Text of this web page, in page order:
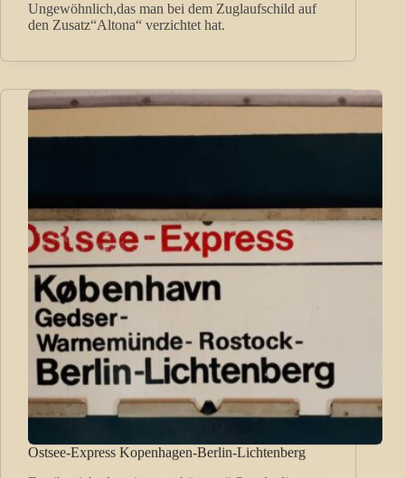
Ungewöhnlich,das man bei dem Zuglaufschild auf
den Zusatz“Altona“ verzichtet hat.
Ostsee-Express Kopenhagen-Berlin-Lichtenberg